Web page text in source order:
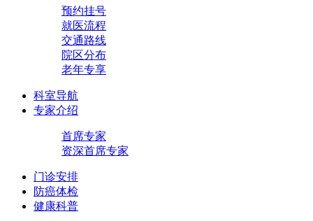
预约挂号
就医流程
交通路线
院区分布
老年专享
科室导航
专家介绍
首席专家
资深首席专家
门诊安排
防癌体检
健康科普